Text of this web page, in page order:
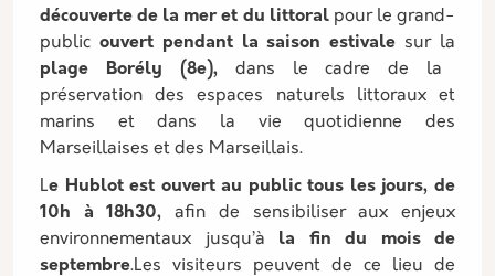
découverte de la mer et du littoralpour le grand-
public ouvert pendant la saison estivale sur la
plage Borély (8e),dans le cadre de la
préservation des espaces naturels littoraux et
marins et dans la vie quotidienne des
Marseillaises et des Marseillais.
Le Hublot est ouvert au public tous les jours, de
10h à 18h30, afin de sensibiliser aux enjeux
environnementaux jusqu’à la fin du mois de
septembre.Les visiteurs peuvent de ce lieu de